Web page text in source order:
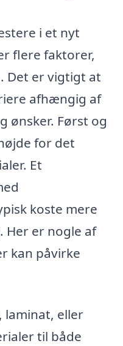
i et nyt
flere faktorer,
Det er vigtigt at
afhængig af
ønsker. Først og
for det
Et
koste mere
Her er nogle af
kan påvirke
laminat, eller
til både